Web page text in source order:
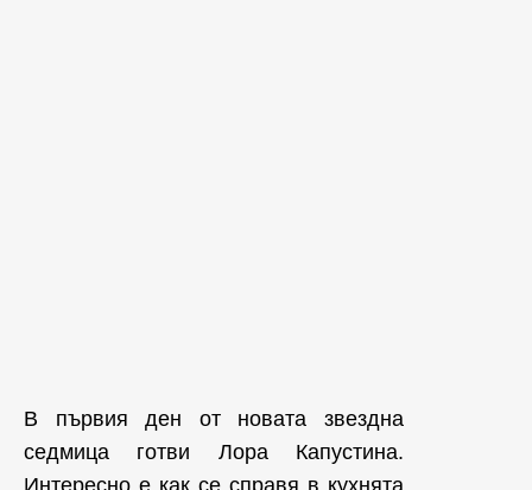
В първия ден от новата звездна
седмица готви Лора Капустина.
Интересно е как се справя в кухнята